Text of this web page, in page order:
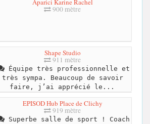
Aparici Karine Rachel
900 mètre
Shape Studio
911 mètre
Équipe très professionnelle et
très sympa. Beaucoup de savoir
faire, j’ai apprécié le...
EPISOD Hub Place de Clichy
919 mètre
Superbe salle de sport ! Coach